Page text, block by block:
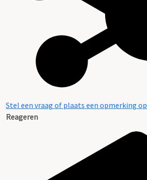
Stel een vraag of plaats een opmerking
Reageren